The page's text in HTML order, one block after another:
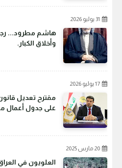
31 يوليو 2026
هاشم مطرود...
وأخلاق الكبار.
17 يوليو 2026
مقترح تعديل
على جدول أعمال
20 مارس 2025
العلويون في